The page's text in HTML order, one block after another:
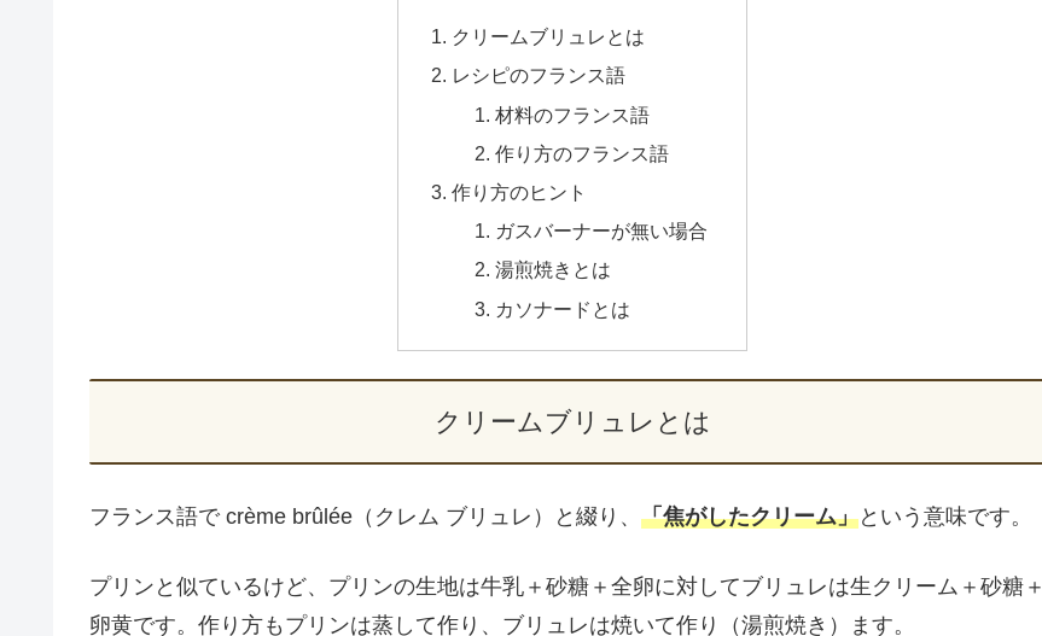
クリームブリュレとは
レシピのフランス語
材料のフランス語
作り方のフランス語
作り方のヒント
ガスバーナーが無い場合
湯煎焼きとは
カソナードとは
クリームブリュレとは
フランス語で crème brûlée（クレム ブリュレ）と綴り、 「焦がしたクリーム」という意味です。
プリンと似ているけど、プリンの生地は牛乳＋砂糖＋全卵に対してブリュレは生クリーム＋砂糖＋
卵黄です。作り方もプリンは蒸して作り、ブリュレは焼いて作り（湯煎焼き）ます。